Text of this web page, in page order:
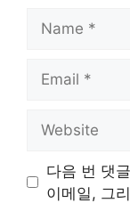
다음 번 댓
이메일, 그